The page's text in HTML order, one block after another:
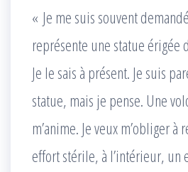
« Je me suis souvent
représente une statue érigée
Je le sais à présent. Je suis
statue, mais je pense. Une
m’anime. Je veux m’obliger à
effort stérile, à l’intérieur, un